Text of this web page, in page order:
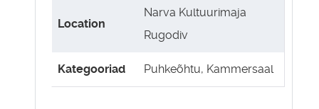
Location
Narva Kultuurimaja
Rugodiv
Kategooriad Puhkeõhtu, Kammersaal